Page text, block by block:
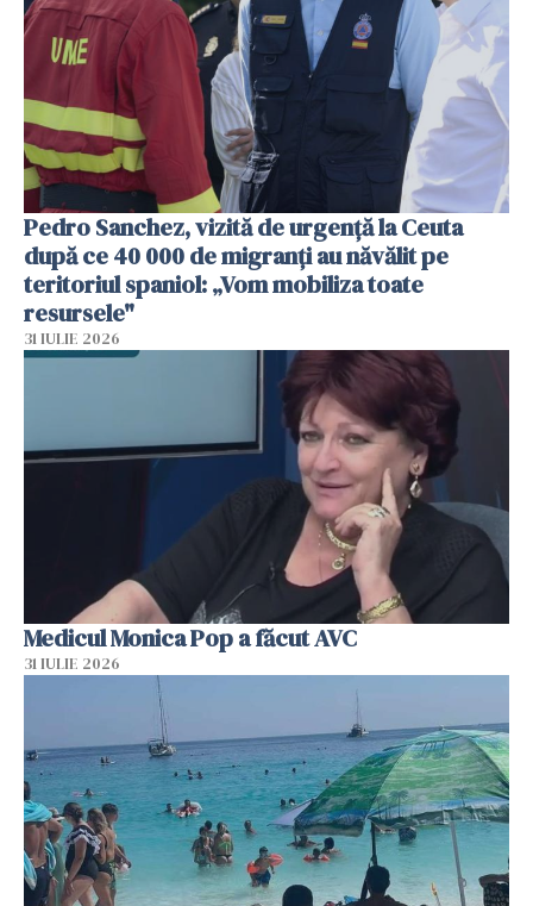
Pedro Sanchez, vizită de urgență la Ceuta
după ce 40 000 de migranți au năvălit pe
teritoriul spaniol: „Vom mobiliza toate
resursele"
31 IULIE 2026
Medicul Monica Pop a făcut AVC
31 IULIE 2026